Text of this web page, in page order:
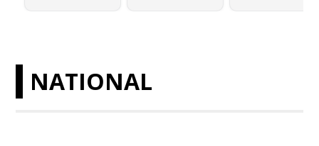
NATIONAL